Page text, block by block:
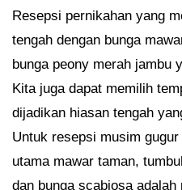
Resepsi pernikahan yang
tengah dengan bunga
bunga peony merah jambu
Kita juga dapat memilih
dijadikan hiasan tengah
Untuk resepsi musim
utama mawar taman,
dan bunga scabiosa